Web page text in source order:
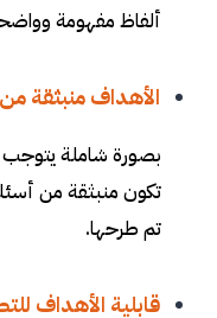
ألفاظ مفهومة
الأهداف منبثقة
بصورة شاملة
تكون منبثقة من
تم طرحها.
قابلية الأهداف